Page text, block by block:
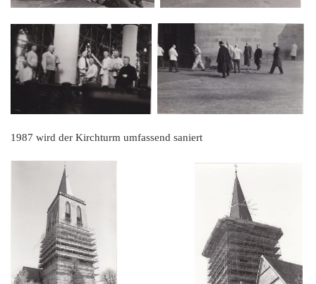
1987 wird der Kirchturm umfassend saniert